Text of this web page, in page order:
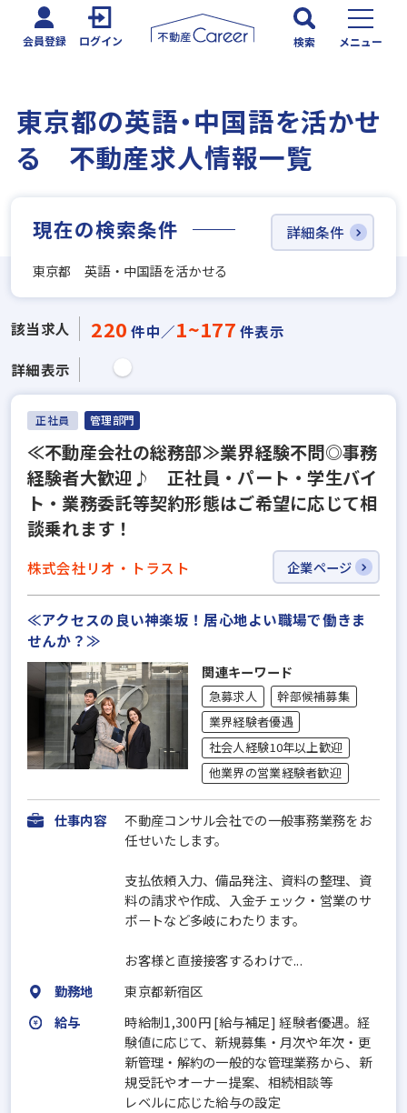
会員登録 ログイン 検索 メニュー
東京都の英語・中国語を活かせ
る 不動産求人情報一覧
現在の検索条件
東京都 英語・中国語を活かせる
詳細条件
該当求人 220 件中／1~177 件表示
詳細表示
正社員 管理部門
≪不動産会社の総務部≫業界経験不問◎事務
経験者大歓迎♪ 正社員・パート・学生バイ
ト・業務委託等契約形態はご希望に応じて相
談乗れます！
株式会社リオ・トラスト 企業ページ
≪アクセスの良い神楽坂！居心地よい職場で働きま
せんか？≫
関連キーワード
急募求人
幹部候補募集
業界経験者優遇
社会人経験10年以上歓迎
他業界の営業経験者歓迎
仕事内容
不動産コンサル会社での一般事務業務をお
任せいたします。
支払依頼入力、備品発注、資料の整理、資
料の請求や作成、入金チェック・営業のサ
ポートなど多岐にわたります。
お客様と直接接客するわけで...
勤務地
東京都新宿区
給与
時給制1,300円 [給与補足] 経験者優遇。経
験値に応じて、新規募集・月次や年次・更
新管理・解約の一般的な管理業務から、新
規受託やオーナー提案、相続相談等
レベルに応じた給与の設定